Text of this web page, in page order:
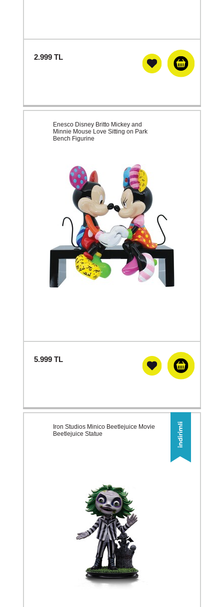
2.999 TL
Enesco Disney Britto Mickey and
Minnie Mouse Love Sitting on Park
Bench Figurine
5.999 TL
Iron Studios Minico Beetlejuice Movie
Beetlejuice Statue